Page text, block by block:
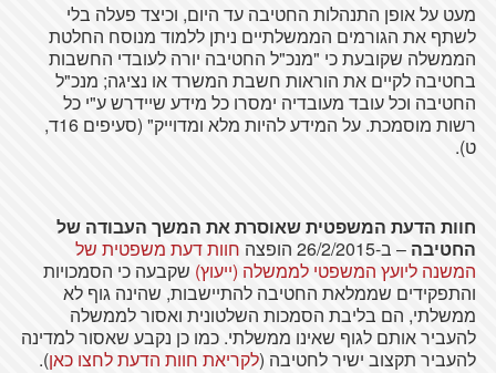
מעט על אופן התנהלות החטיבה עד היום, וכיצד פעלה בלי
לשתף את הגורמים הממשלתיים ניתן ללמוד מנוסח החלטת
הממשלה שקובעת כי "מנכ"ל החטיבה יורה לעובדי החשבות
בחטיבה לקיים את הוראות חשבת המשרד או נציגה; מנכ"ל
החטיבה וכל עובד מעובדיה ימסרו כל מידע שיידרש ע"י כל
רשות מוסמכת. על המידע להיות מלא ומדוייק" (סעיפים 16ד,
ט).
חוות הדעת המשפטית שאוסרת את המשך העבודה של
החטיבה – ב-26/2/2015 הופצה
חוות דעת משפטית של
המשנה ליועץ המשפטי לממשלה (ייעוץ) שקבעה כי הסמכויות
והתפקידים שממלאת החטיבה להתיישבות, שהינה גוף לא
ממשלתי, הם בליבת הסמכות השלטונית ואסור לממשלה
להעביר אותם לגוף שאינו ממשלתי. כמו כן נקבע שאסור למדינה
להעביר תקצוב ישיר לחטיבה (לקריאת חוות הדעת לחצו כאן).